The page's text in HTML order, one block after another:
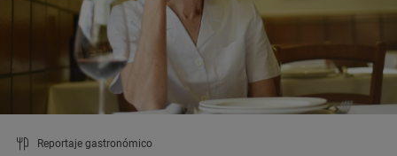
Reportaje gastronómico